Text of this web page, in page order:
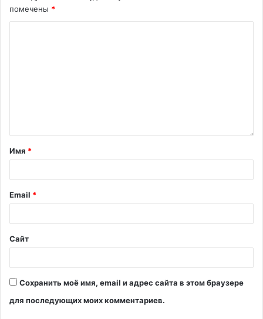
помечены *
Имя *
Email *
Сайт
Сохранить моё имя, email и адрес сайта в этом браузере
для последующих моих комментариев.